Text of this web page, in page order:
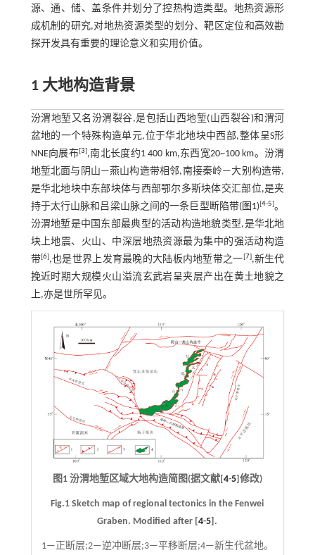
源、通、储、盖条件并划分了控热构造类型。地热资源形
成机制的研究,对地热资源类型的划分、靶区定位和高效勘
探开发具有重要的理论意义和实用价值。
1 大地构造背景
汾渭地堑又名汾渭裂谷,是包括山西地堑(山西裂谷)和渭河
盆地的一个特殊构造单元,位于华北地块中西部,整体呈S形
NNE向展布[3],南北长度约1 400 km,东西宽20~100 km。汾渭
地堑北面与阴山—燕山构造带相邻,南接秦岭—大别构造带,
是华北地块中东部块体与西部鄂尔多斯块体交汇部位,是夹
持于太行山脉和吕梁山脉之间的一条巨型断陷带(图1)[4-5]。
汾渭地堑是中国东部最典型的活动构造地貌类型,是华北地
块上地震、火山、中深层地热资源最为集中的强活动构造
带[6],也是世界上发育最晚的大陆板内地堑带之一[7],新生代
挽近时期大规模火山溢流玄武岩呈夹层产出在黄土地貌之
上,亦是世所罕见。
图1 汾渭地堑区域大地构造简图(据文献[ 4-5]修改)
Fig.1 Sketch map of regional tectonics in the Fenwei
Graben. Modified after [4-5].
1—正断层;2—逆冲断层;3—平移断层;4—新生代盆地。